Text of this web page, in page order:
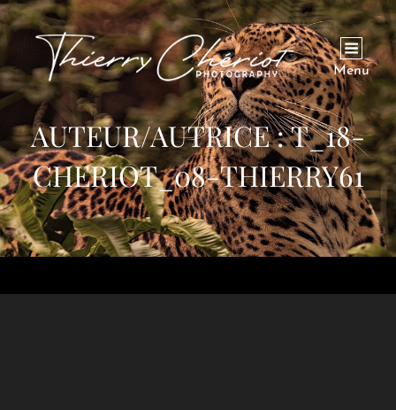
Menu
AUTEUR/AUTRICE :T_18-
CHERIOT_08-THIERRY61